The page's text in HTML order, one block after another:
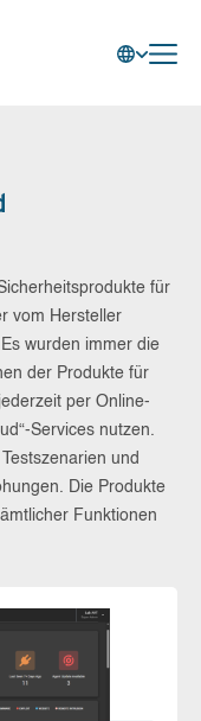
für
vom Hersteller
wurden immer die
der Produkte für
per Online-
Services nutzen.
und
Die Produkte
Funktionen